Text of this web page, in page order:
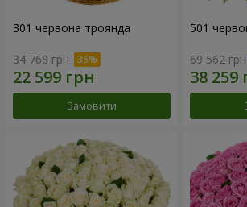
301 червона троянда
34 768 грн
Замовити
501
69 562 грн